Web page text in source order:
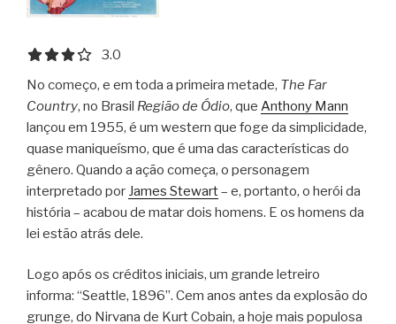
3.0 out of 5.0 stars
3.0
No começo, e em toda a primeira metade, The Far
Country, no Brasil Região de Ódio, que Anthony Mann
lançou em 1955, é um western que foge da simplicidade,
quase maniqueísmo, que é uma das características do
gênero. Quando a ação começa, o personagem
interpretado por James Stewart– e, portanto, o herói da
história – acabou de matar dois homens. E os homens da
lei estão atrás dele.
Logo após os créditos iniciais, um grande letreiro
informa: “Seattle, 1896”. Cem anos antes da explosão do
grunge, do Nirvana de Kurt Cobain, a hoje mais populosa